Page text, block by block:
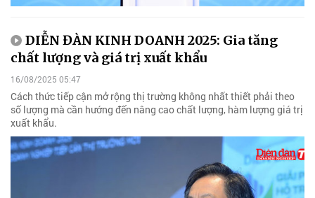
DIỄN ĐÀN KINH DOANH 2025: Gia tăng
chất lượng và giá trị xuất khẩu
16/08/2025 05:47
Cách thức tiếp cận mở rộng thị trường không nhất thiết phải theo
số lượng mà cần hướng đến nâng cao chất lượng, hàm lượng giá trị
xuất khẩu.